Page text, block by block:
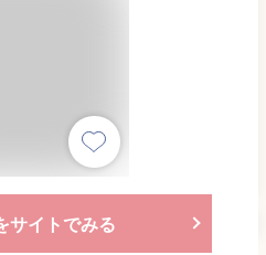
サイトでみる